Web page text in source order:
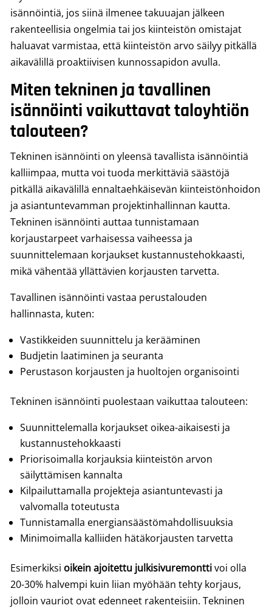
isännöintiä, jos siinä ilmenee takuuajan jälkeen
rakenteellisia ongelmia tai jos kiinteistön omistajat
haluavat varmistaa, että kiinteistön arvo säilyy pitkällä
aikavälillä proaktiivisen kunnossapidon avulla.
Miten tekninen ja tavallinen
isännöinti vaikuttavat taloyhtiön
talouteen?
Tekninen isännöinti on yleensä tavallista isännöintiä
kalliimpaa, mutta voi tuoda merkittäviä säästöjä
pitkällä aikavälillä ennaltaehkäisevän kiinteistönhoidon
ja asiantuntevamman projektinhallinnan kautta.
Tekninen isännöinti auttaa tunnistamaan
korjaustarpeet varhaisessa vaiheessa ja
suunnittelemaan korjaukset kustannustehokkaasti,
mikä vähentää yllättävien korjausten tarvetta.
Tavallinen isännöinti vastaa perustalouden
hallinnasta, kuten:
Vastikkeiden suunnittelu ja kerääminen
Budjetin laatiminen ja seuranta
Perustason korjausten ja huoltojen organisointi
Tekninen isännöinti puolestaan vaikuttaa talouteen:
Suunnittelemalla korjaukset oikea-aikaisesti ja
kustannustehokkaasti
Priorisoimalla korjauksia kiinteistön arvon
säilyttämisen kannalta
Kilpailuttamalla projekteja asiantuntevasti ja
valvomalla toteutusta
Tunnistamalla energiansäästömahdollisuuksia
Minimoimalla kalliiden hätäkorjausten tarvetta
Esimerkiksi oikein ajoitettu julkisivuremonttivoi olla
20-30% halvempi kuin liian myöhään tehty korjaus,
jolloin vauriot ovat edenneet rakenteisiin. Tekninen